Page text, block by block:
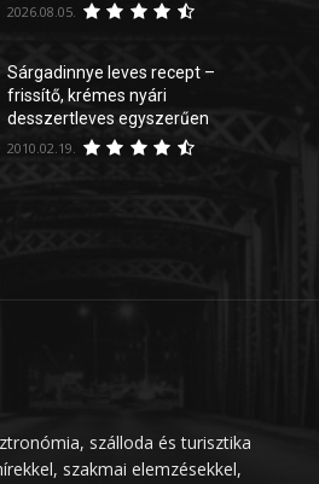
2026.08.05.
Sárgadinnye leves recept –
frissítő, krémes nyári
desszertleves egyszerűen
2010.02.19.
szálloda és turisztika
szakmai elemzésekkel,